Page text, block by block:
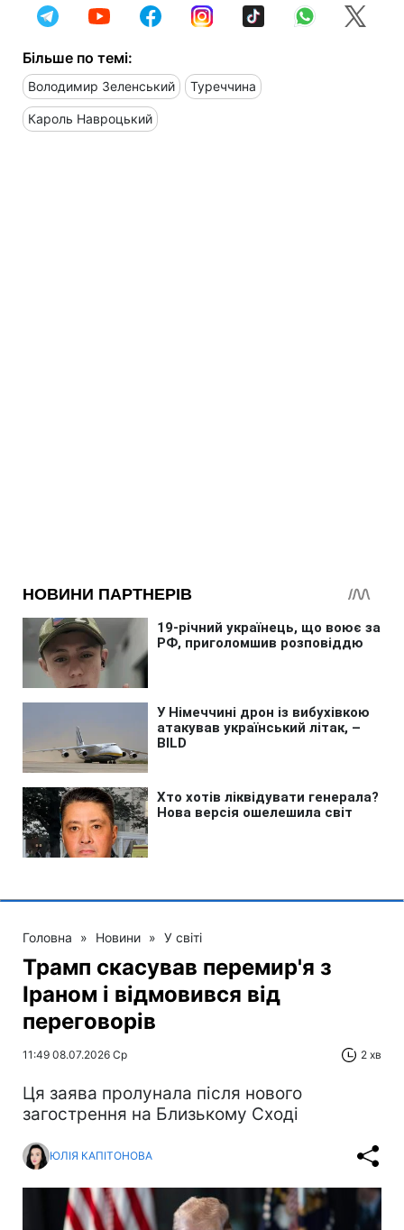
Більше по темі:
Володимир Зеленський Туреччина
Кароль Навроцький
Головна » Новини » У світі
Трамп скасував перемир'я з
Іраном і відмовився від
переговорів
11:49 08.07.2026 Ср 2 хв
Ця заява пролунала після нового
загострення на Близькому Сході
ЮЛІЯ КАПІТОНОВА